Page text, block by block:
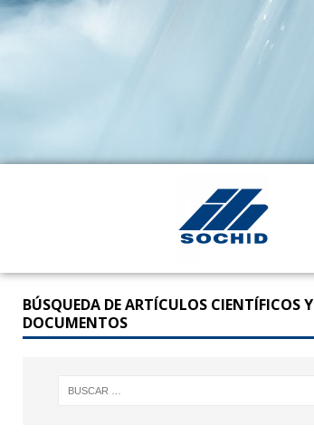
BÚSQUEDA DE ARTÍCULOS CIENTÍFICOS Y
DOCUMENTOS